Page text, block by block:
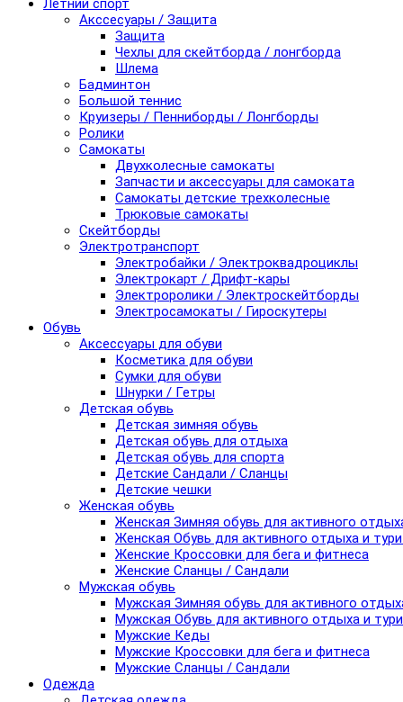
Летний спорт
Акссесуары / Защита
Защита
Чехлы для скейтборда / лонгборда
Шлема
Бадминтон
Большой теннис
Круизеры / Пенниборды / Лонгборды
Ролики
Самокаты
Двухколесные самокаты
Запчасти и аксессуары для самоката
Самокаты детские трехколесные
Трюковые самокаты
Скейтборды
Электротранспорт
Электробайки / Электроквадроциклы
Электрокарт / Дрифт-кары
Электроролики / Электроскейтборды
Электросамокаты / Гироскутеры
Обувь
Аксессуары для обуви
Косметика для обуви
Сумки для обуви
Шнурки / Гетры
Детская обувь
Детская зимняя обувь
Детская обувь для отдыха
Детская обувь для спорта
Детские Сандали / Сланцы
Детские чешки
Женская обувь
Женская Зимняя обувь для активного
Женская Обувь для активного отдыха и
Женские Кроссовки для бега и фитнеса
Женские Сланцы / Сандали
Мужская обувь
Мужская Зимняя обувь для активного
Мужская Обувь для активного отдыха и
Мужские Кеды
Мужские Кроссовки для бега и фитнеса
Мужские Сланцы / Сандали
Одежда